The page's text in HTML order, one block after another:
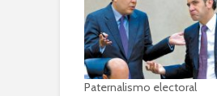
Paternalismo electoral